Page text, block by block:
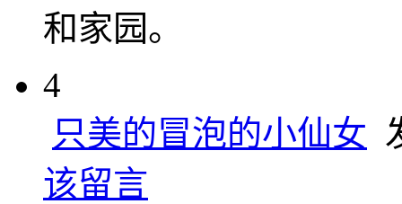
和家园。
4
只美的冒泡的小仙女
该留言